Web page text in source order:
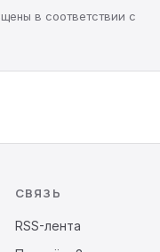
в соответствии с
СВЯЗЬ
RSS-лента